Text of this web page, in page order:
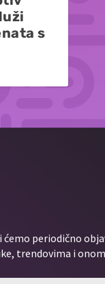
s
ćemo periodično
trendovima i